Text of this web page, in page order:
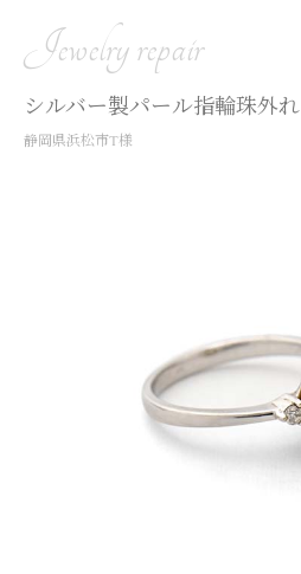
Jewelry repair
シルバー製パール指輪珠外れ
静岡県浜松市T様